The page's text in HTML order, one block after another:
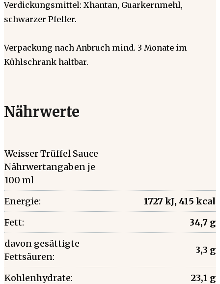
Verdickungsmittel: Xhantan, Guarkernmehl,
schwarzer Pfeffer.
Verpackung nach Anbruch mind. 3 Monate im
Kühlschrank haltbar.
Nährwerte
Weisser Trüffel Sauce
Nährwertangaben je
100 ml
Energie:
1727 kJ, 415 kcal
Fett:
34,7 g
davon gesättigte
Fettsäuren:
3,3 g
Kohlenhydrate:
23,1 g